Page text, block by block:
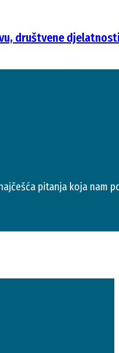
društvene
pitanja koja nam